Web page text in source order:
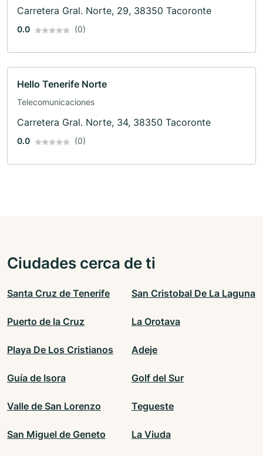
Carretera Gral. Norte, 29, 38350 Tacoronte
0.0 (0)
Hello Tenerife Norte
Telecomunicaciones
Carretera Gral. Norte, 34, 38350 Tacoronte
0.0 (0)
Ciudades cerca de ti
Santa Cruz de Tenerife San Cristobal De La Laguna
Puerto de la Cruz La Orotava
Playa De Los Cristianos Adeje
Guía de Isora Golf del Sur
Valle de San Lorenzo Tegueste
San Miguel de Geneto La Viuda